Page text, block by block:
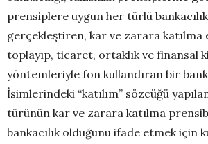
prensiplere uygun her türlü
gerçekleştiren, kar ve zarara katılma
toplayıp, ticaret, ortaklık ve finansal
yöntemleriyle fon kullandıran bir
İsimlerindeki “katılım” sözcüğü
türünün kar ve zarara katılma
bankacılık olduğunu ifade etmek için